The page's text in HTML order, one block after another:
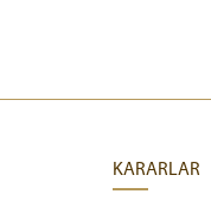
KARARLAR